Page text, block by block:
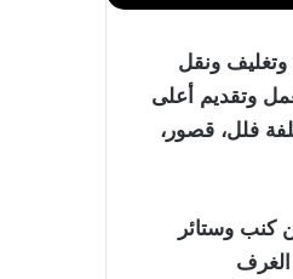
وتغليف ونقل
وتقديم أعلى
فلل، قصور،
كنب وستائر
الغرف